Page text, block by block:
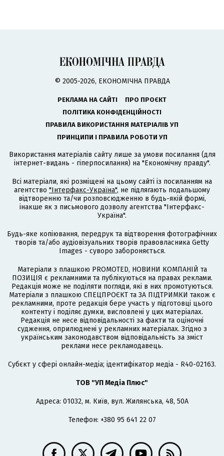
© 2005-2026, ЕКОНОМІЧНА ПРАВДА
РЕКЛАМА НА САЙТІ
ПРО ПРОЄКТ
ПОЛІТИКА КОНФІДЕНЦІЙНОСТІ
ПРАВИЛА ВИКОРИСТАННЯ МАТЕРІАЛІВ УП
ПРИНЦИПИ І ПРАВИЛА РОБОТИ УП
Використання матеріалів сайту лише за умови посилання (для
інтернет-видань - гіперпосилання) на "Економічну правду".
Всі матеріали, які розміщені на цьому сайті із посиланням на
агентство "Інтерфакс-Україна", не підлягають подальшому
відтворенню та/чи розповсюдженню в будь-якій формі,
інакше як з письмового дозволу агентства "Інтерфакс-
Україна".
Будь-яке копіювання, передрук та відтворення фотографічних
творів та/або аудіовізуальних творів правовласника Getty
Images - суворо забороняється.
Матеріали з плашкою PROMOTED, НОВИНИ КОМПАНІЙ та
ПОЗИЦІЯ є рекламними та публікуються на правах реклами.
Редакція може не поділяти погляди, які в них промотуються.
Матеріали з плашкою СПЕЦПРОЄКТ та ЗА ПІДТРИМКИ також є
рекламними, проте редакція бере участь у підготовці цього
контенту і поділяє думки, висловлені у цих матеріалах.
Редакція не несе відповідальності за факти та оціночні
судження, оприлюднені у рекламних матеріалах. Згідно з
українським законодавством відповідальність за зміст
реклами несе рекламодавець.
Cубєкт у сфері онлайн-медіа; ідентифікатор медіа - R40-02163.
ТОВ "УП Медіа Плюс"
Адреса: 01032, м. Київ, вул. Жилянська, 48, 50А
Телефон: +380 95 641 22 07